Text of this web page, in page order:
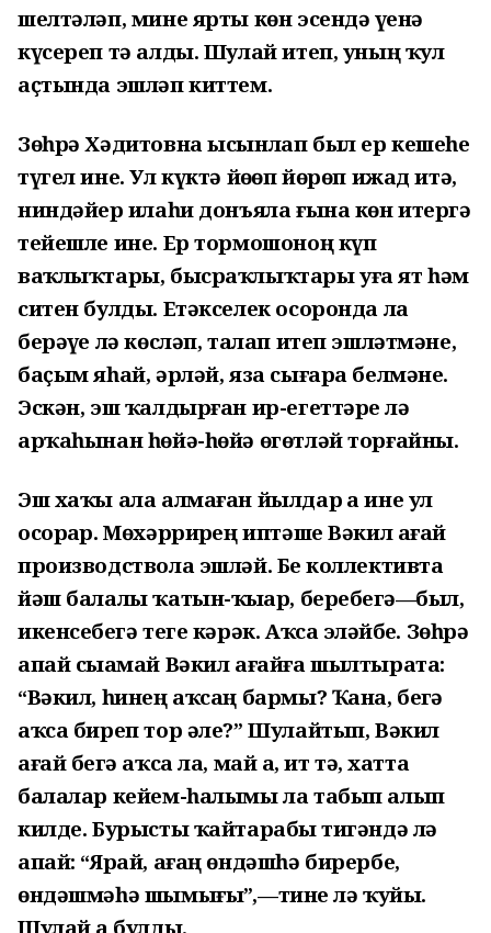
шелтәләп, мине ярты көн эсендә үҙенә
күсереп тә алды. Шулай итеп, уның ҡул
аҫтында эшләп киттем.
Зөһрә Хәдитовна ысынлап был ер кешеһе
түгел ине. Ул күктә йөҙөп йөрөп ижад итә,
ниндәйҙер илаһи донъяла ғына көн итергә
тейешле ине. Ер тормошоноң күп
ваҡлыҡтары, бысраҡлыҡтары уға ят һәм
ситен булды. Етәкселек осоронда ла
берәүҙе лә көсләп, талап итеп эшләтмәне,
баҫым яһай, әрләй, яза сығара белмәне.
Эскән, эш ҡалдырған ир-егеттәрҙе лә
арҡаһынан һөйә-һөйә өгөтләй торғайны.
Эш хаҡы ала алмаған йылдар ҙа ине ул
осорҙар. Мөхәррирҙең иптәше Вәкил ағай
производствола эшләй. Беҙ коллективта
йәш балалы ҡатын-ҡыҙҙар, беребеҙгә—был,
икенсебеҙгә теге кәрәк. Аҡса эҙләйбеҙ. Зөһрә
апай сыҙамай Вәкил ағайға шылтырата:
“Вәкил, һинең аҡсаң бармы? Ҡана, беҙгә
аҡса биреп тор әле?” Шулайтып, Вәкил
ағай беҙгә аҡса ла, май ҙа, ит тә, хатта
балалар кейем-һалымы ла табып алып
килде. Бурысты ҡайтарабыҙ тигәндә лә
апай: “Ярай, ағаң өндәшһә бирербеҙ,
өндәшмәһә шымығыҙ”,—тине лә ҡуйҙы.
Шулай ҙа булды.